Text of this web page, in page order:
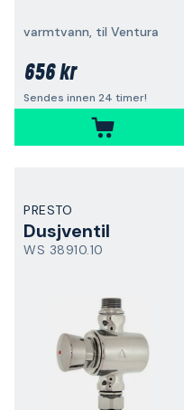
varmtvann, til Ventura
656 kr
Sendes innen 24 timer!
PRESTO
Dusjventil
WS 38910.10